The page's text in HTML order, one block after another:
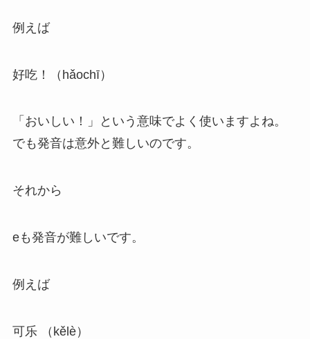
例えば
好吃！（hǎochī）
「おいしい！」という意味でよく使いますよね。
でも発音は意外と難しいのです。
それから
eも発音が難しいです。
例えば
可乐 （kělè）